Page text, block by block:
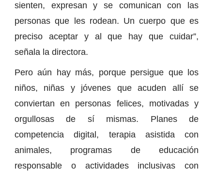
sienten, expresan y se comunican con las
personas que les rodean. Un cuerpo que es
preciso aceptar y al que hay que cuidar”,
señala la directora.
Pero aún hay más, porque persigue que los
niños, niñas y jóvenes que acuden allí se
conviertan en personas felices, motivadas y
orgullosas de sí mismas. Planes de
competencia digital, terapia asistida con
animales, programas de educación
responsable o actividades inclusivas con